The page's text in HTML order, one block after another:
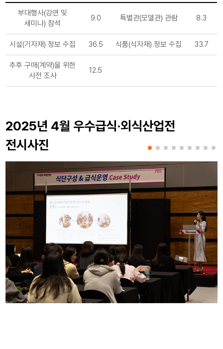
부대행사(강연 및
세미나) 참석
9.0 특별관(모델관) 관람 8.3
시설(기자재) 정보 수집 36.5 식품(식자재) 정보 수집 33.7
추후 구매(계약)을 위한
사전 조사
12.5
2025년 4월 우수급식·외식산업전
전시사진